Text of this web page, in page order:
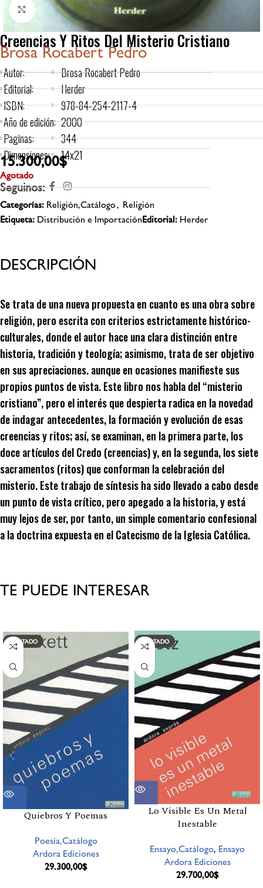
Click to enlarge
Creencias Y Ritos Del Misterio Cristiano
Brosa Rocabert Pedro
Autor:
Editorial:
ISBN:
Año de edición:
Paginas:
Dimensiones:
Brosa Rocabert Pedro
Herder
978-84-254-2117-4
2000
344
14x21
15.300,00$
Agotado
Seguinos:
Categorías: Religión,Catálogo, Religión
Etiqueta: Distribución e ImportaciónEditorial: Herder
DESCRIPCIÓN
Se trata de una nueva propuesta en cuanto es una obra sobre
religión, pero escrita con criterios estrictamente histórico-
culturales, donde el autor hace una clara distinción entre
historia, tradición y teología; asimismo, trata de ser objetivo
en sus apreciaciones. aunque en ocasiones manifieste sus
propios puntos de vista. Este libro nos habla del “misterio
cristiano”, pero el interés que despierta radica en la novedad
de indagar antecedentes, la formación y evolución de esas
creencias y ritos; así, se examinan, en la primera parte, los
doce artículos del Credo (creencias) y, en la segunda, los siete
sacramentos (ritos) que conforman la celebración del
misterio. Este trabajo de síntesis ha sido llevado a cabo desde
un punto de vista crítico, pero apegado a la historia, y está
muy lejos de ser, por tanto, un simple comentario confesional
a la doctrina expuesta en el Catecismo de la Iglesia Católica.
TE PUEDE INTERESAR
AGOTADO
Quiebros Y Poemas
Poesía,Catálogo
Ardora Ediciones
29.300,00$
AGOTADO
Lo Visible Es Un Metal
Inestable
Ensayo,Catálogo, Ensayo
Ardora Ediciones
29.700,00$